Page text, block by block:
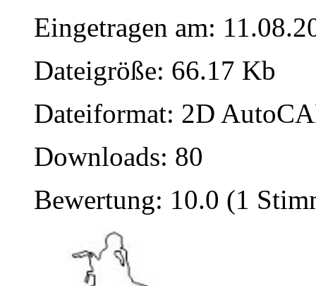
Eingetragen am:
Dateigröße: 66.17 Kb
Dateiformat: 2D
Downloads: 80
Bewertung: 10.0 (1